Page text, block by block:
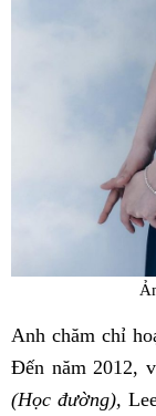
Anh chăm chỉ
Đến năm 2012,
(Học đường),